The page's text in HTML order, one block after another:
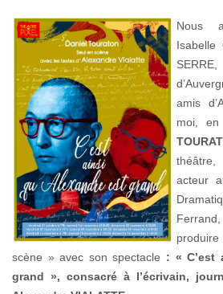
Nous
Isabelle
amis
moi,
acteur
scène » avec son spectacle : « C’est
grand », consacré à l’écrivain,